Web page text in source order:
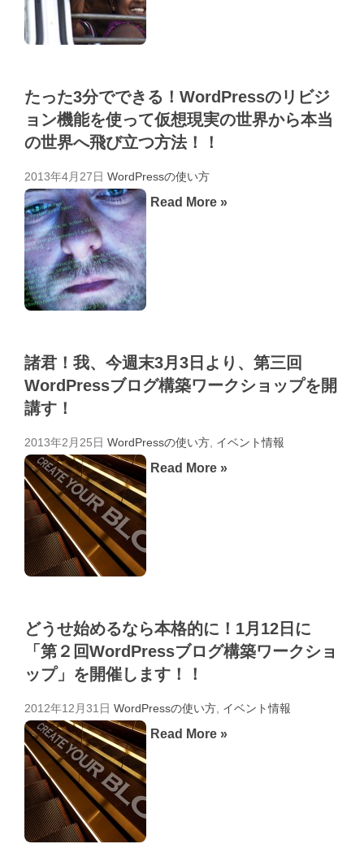
たった3分でできる！WordPressのリビジ
ョン機能を使って仮想現実の世界から本当
の世界へ飛び立つ方法！！
2013年4月27日 WordPressの使い方
Read More »
諸君！我、今週末3月3日より、第三回
WordPressブログ構築ワークショップを開
講す！
2013年2月25日 WordPressの使い方 イベント情報
Read More »
どうせ始めるなら本格的に！1月12日に
「第２回WordPressブログ構築ワークショ
ップ」を開催します！！
2012年12月31日 WordPressの使い方 イベント情報
Read More »